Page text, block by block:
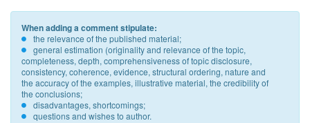
When adding a comment stipulate:
the relevance of the published material;
general estimation (originality and relevance of the topic,
completeness, depth, comprehensiveness of topic disclosure,
consistency, coherence, evidence, structural ordering, nature and
the accuracy of the examples, illustrative material, the credibility of
the conclusions;
disadvantages, shortcomings;
questions and wishes to author.